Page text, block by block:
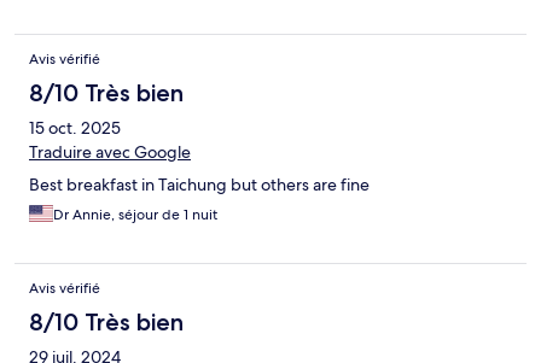
Avis vérifié
8/10 Très bien
15 oct. 2025
Traduire avec Google
Best breakfast in Taichung but others are fine
Dr Annie, séjour de 1 nuit
Avis vérifié
8/10 Très bien
29 juil. 2024